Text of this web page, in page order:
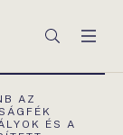
Keresés
AZ
ÉS A